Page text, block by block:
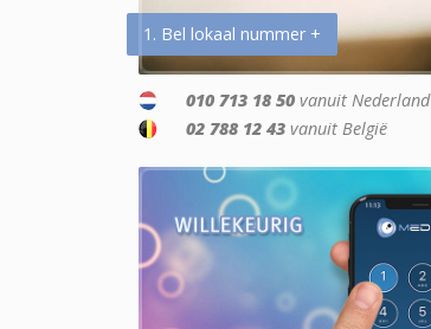
1. Bel lokaal nummer +
010 713 18 50 vanuit Nederland
02 788 12 43 vanuit België